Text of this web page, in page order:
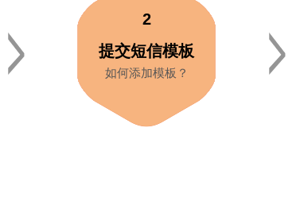
2
提交短信模板
如何添加模板？